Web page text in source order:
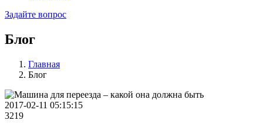
Задайте вопрос
Блог
Главная
Блог
2017-02-11 05:15:15
3219